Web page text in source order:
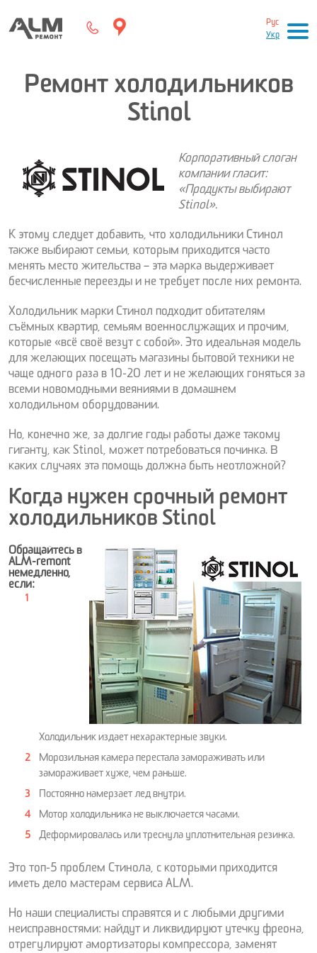
Рус
Укр
Ремонт холодильников
Stinol
Корпоративный слоган
компании гласит:
«Продукты выбирают
Stinol».
К этому следует добавить, что холодильники Стинол
также выбирают семьи, которым приходится часто
менять место жительства – эта марка выдерживает
бесчисленные переезды и не требует после них ремонта.
Холодильник марки Стинол подходит обитателям
съёмных квартир, семьям военнослужащих и прочим,
которые «всё своё везут с собой». Это идеальная модель
для желающих посещать магазины бытовой техники не
чаще одного раза в 10-20 лет и не желающих гоняться за
всеми новомодными веяниями в домашнем
холодильном оборудовании.
Но, конечно же, за долгие годы работы даже такому
гиганту, как Stinol, может потребоваться починка. В
каких случаях эта помощь должна быть неотложной?
Когда нужен срочный ремонт
холодильников Stinol
Обращайтесь в
ALM-remont
немедленно,
если:
Холодильник издает нехарактерные звуки.
Морозильная камера перестала замораживать или
замораживает хуже, чем раньше.
Постоянно намерзает лед внутри.
Мотор холодильника не выключается часами.
Деформировалась или треснула уплотнительная резинка.
Это топ-5 проблем Стинола, с которыми приходится
иметь дело мастерам сервиса ALM.
Но наши специалисты справятся и с любыми другими
неисправностями: найдут и ликвидируют утечку фреона,
отрегулируют амортизаторы компрессора, заменят